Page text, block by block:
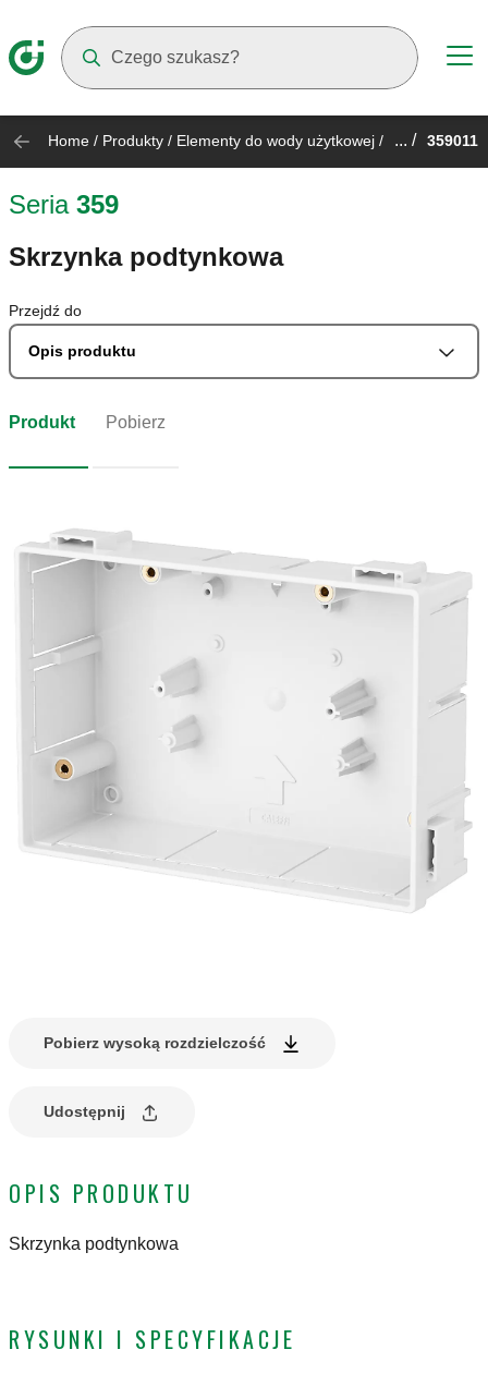
Home / Produkty / Elementy do wody użytkowej / ... / 359011
Seria 359
Skrzynka podtynkowa
Przejdź do
Opis produktu
Produkt Pobierz
Pobierz wysoką rozdzielczość
Udostępnij
OPIS PRODUKTU
Skrzynka podtynkowa
RYSUNKI I SPECYFIKACJE